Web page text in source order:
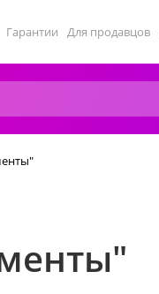
Гарантии Для продавцов